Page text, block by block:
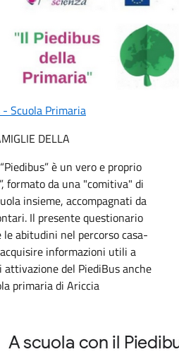
Scuola Primaria
DELLA
è un vero e proprio
formato da una "comitiva" di
insieme, accompagnati da
Il presente questionario
abitudini nel percorso casa-
informazioni utili a
del PiediBus anche
primaria di Ariccia